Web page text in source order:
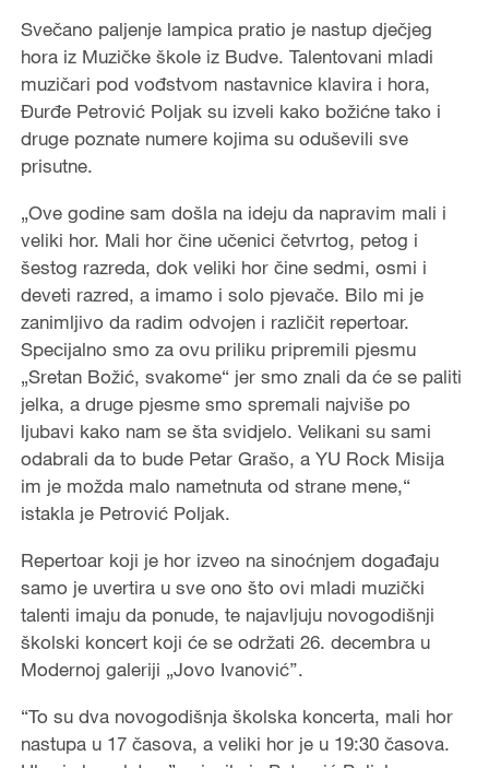
Svečano paljenje lampica pratio je nastup dječjeg
hora iz Muzičke škole iz Budve. Talentovani mladi
muzičari pod vođstvom nastavnice klavira i hora,
Đurđe Petrović Poljak su izveli kako božićne tako i
druge poznate numere kojima su oduševili sve
prisutne.
„Ove godine sam došla na ideju da napravim mali i
veliki hor. Mali hor čine učenici četvrtog, petog i
šestog razreda, dok veliki hor čine sedmi, osmi i
deveti razred, a imamo i solo pjevače. Bilo mi je
zanimljivo da radim odvojen i različit repertoar.
Specijalno smo za ovu priliku pripremili pjesmu
„Sretan Božić, svakome“ jer smo znali da će se paliti
jelka, a druge pjesme smo spremali najviše po
ljubavi kako nam se šta svidjelo. Velikani su sami
odabrali da to bude Petar Grašo, a YU Rock Misija
im je možda malo nametnuta od strane mene,“
istakla je Petrović Poljak.
Repertoar koji je hor izveo na sinoćnjem događaju
samo je uvertira u sve ono što ovi mladi muzički
talenti imaju da ponude, te najavljuju novogodišnji
školski koncert koji će se održati 26. decembra u
Modernoj galeriji „Jovo Ivanović’’.
“To su dva novogodišnja školska koncerta, mali hor
nastupa u 17 časova, a veliki hor je u 19:30 časova.